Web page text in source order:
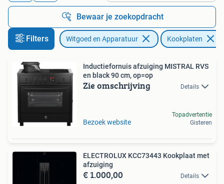
Bewaar je zoekopdracht
Filters Witgoed en Apparatuur Kookplaten
Inductiefornuis afzuiging MISTRAL RVS
en black 90 cm, op=op
Zie omschrijving Details
Bezoek website
Topadvertentie
Gisteren
ELECTROLUX KCC73443 Kookplaat met
afzuiging
€ 1.000,00 Details